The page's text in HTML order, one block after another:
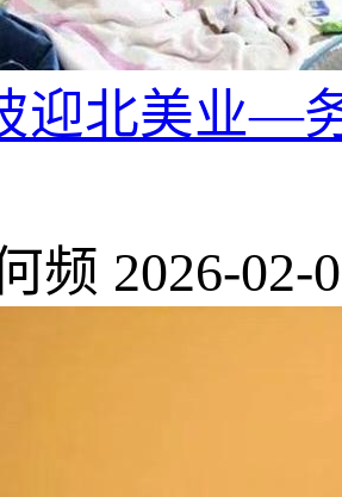
北美业—
频 2026-02-